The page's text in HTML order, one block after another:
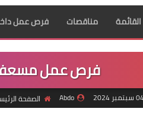
الرئيسية
القائمة مناقصات فرص عمل
فرص عمل
Abdo الصفحة